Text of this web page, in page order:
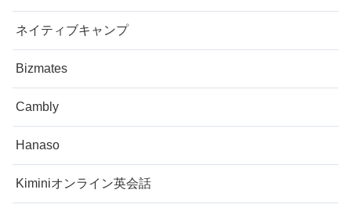
ネイティブキャンプ
Bizmates
Cambly
Hanaso
Kiminiオンライン英会話